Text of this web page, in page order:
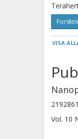
VISA
Vol. 10